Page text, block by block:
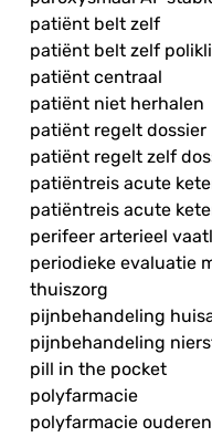
patiënt belt zelf
patiënt belt zelf
patiënt centraal
patiënt niet herhalen
patiënt regelt dossier
patiënt regelt zelf
patiëntreis acute
patiëntreis acute
perifeer arterieel
periodieke evaluatie
thuiszorg
pijnbehandeling
pijnbehandeling
pill in the pocket
polyfarmacie
polyfarmacie ouderen